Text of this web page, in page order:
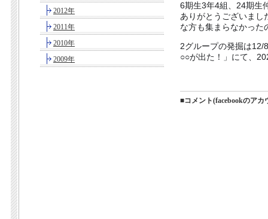
2012年
2011年
2010年
2009年
6期生3年4組、24期生
ありがとうございまし
な方も集まらなかった
2グループの発掘は12/
○○が出た！」にて、
■コメント(facebookのアカ